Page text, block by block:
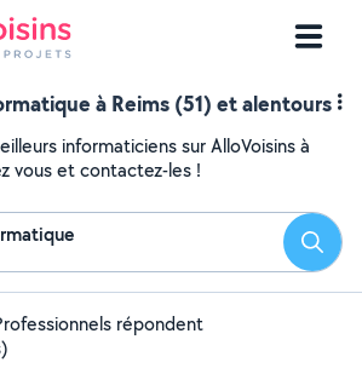
à Reims (51) et alentours
informaticiens sur AlloVoisins à
vous et contactez-les !
répondent